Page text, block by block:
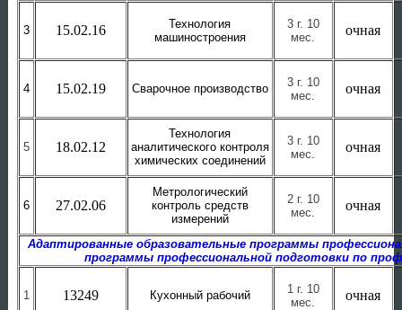
3 15.02.16
Технология
машиностроения
3 г. 10
мес.
очная
4 15.02.19 Сварочное производство
3 г. 10
мес.
очная
5 18.02.12
Технология
аналитического контроля
химических соединений
3 г. 10
мес.
очная
6 27.02.06
Метрологический
контроль средств
измерений
2 г. 10
мес.
очная
Адаптированные образовательные программы
программы профессиональной подготовки по
1 13249 Кухонный рабочий
1 г. 10
мес.
очная